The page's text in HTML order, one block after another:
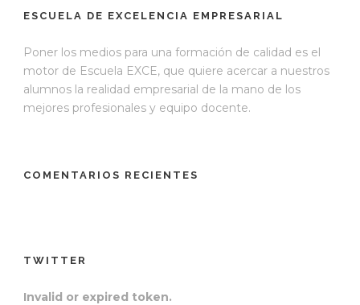
ESCUELA DE EXCELENCIA EMPRESARIAL
Poner los medios para una formación de calidad es el
motor de Escuela EXCE, que quiere acercar a nuestros
alumnos la realidad empresarial de la mano de los
mejores profesionales y equipo docente.
COMENTARIOS RECIENTES
TWITTER
Invalid or expired token.